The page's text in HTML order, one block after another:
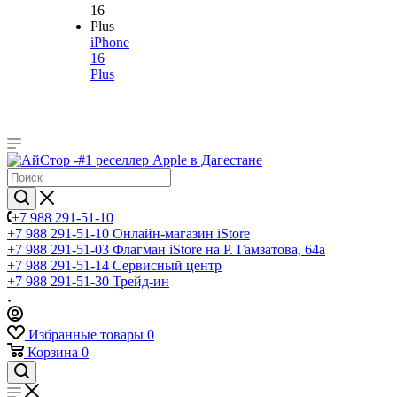
iPhone
16
Plus
+7 988 291-51-10
+7 988 291-51-10 Онлайн-магазин iStore
+7 988 291-51-03 Флагман iStore на Р. Гамзатова, 64а
+7 988 291-51-14 Сервисный центр
+7 988 291-51-30 Трейд-ин
Избранные товары 0
Корзина 0